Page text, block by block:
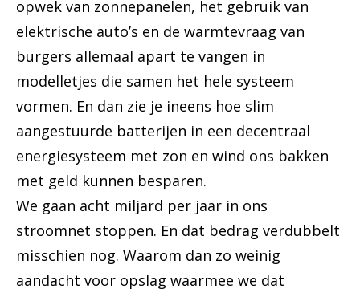
opwek van zonnepanelen, het gebruik van
elektrische auto’s en de warmtevraag van
burgers allemaal apart te vangen in
modelletjes die samen het hele systeem
vormen. En dan zie je ineens hoe slim
aangestuurde batterijen in een decentraal
energiesysteem met zon en wind ons bakken
met geld kunnen besparen.
We gaan acht miljard per jaar in ons
stroomnet stoppen. En dat bedrag verdubbelt
misschien nog. Waarom dan zo weinig
aandacht voor opslag waarmee we dat